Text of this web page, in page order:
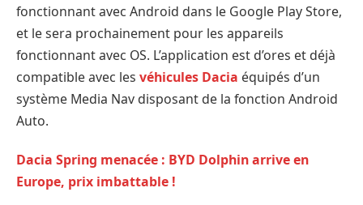
fonctionnant avec Android dans le Google Play Store,
et le sera prochainement pour les appareils
fonctionnant avec OS. L’application est d’ores et déjà
compatible avec les véhicules Dacia équipés d’un
système Media Nav disposant de la fonction Android
Auto.
Dacia Spring menacée : BYD Dolphin arrive en
Europe, prix imbattable !